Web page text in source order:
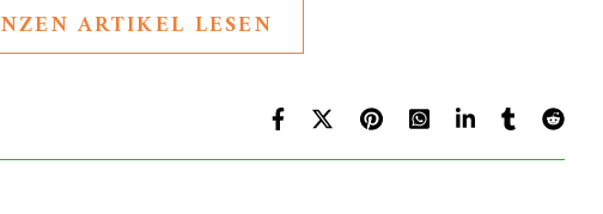
ARTIKEL LESEN